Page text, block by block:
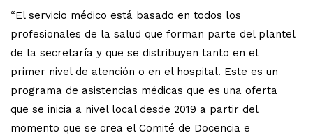
“El servicio médico está basado en todos los
profesionales de la salud que forman parte del plantel
de la secretaría y que se distribuyen tanto en el
primer nivel de atención o en el hospital. Este es un
programa de asistencias médicas que es una oferta
que se inicia a nivel local desde 2019 a partir del
momento que se crea el Comité de Docencia e